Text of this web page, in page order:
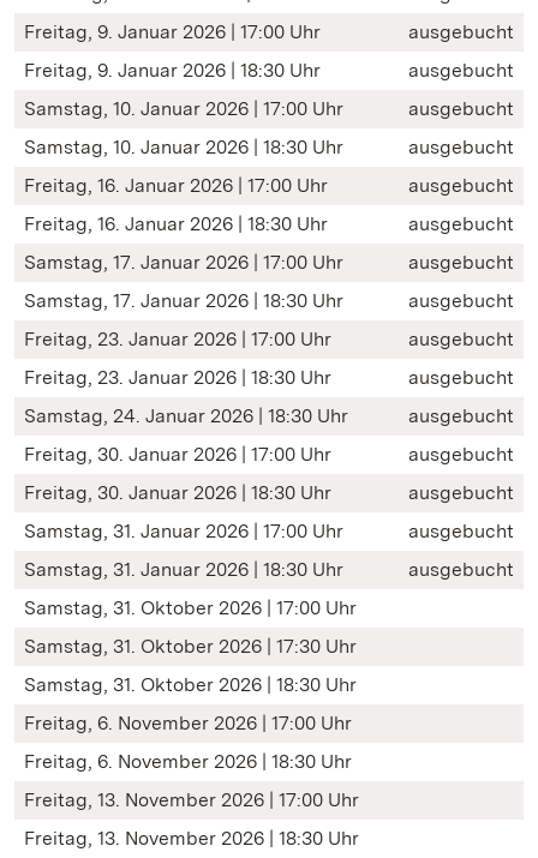
Freitag, 9. Januar 2026 | 17:00 Uhr
ausgebucht
Freitag, 9. Januar 2026 | 18:30 Uhr
ausgebucht
Samstag, 10. Januar 2026 | 17:00 Uhr
ausgebucht
Samstag, 10. Januar 2026 | 18:30 Uhr
ausgebucht
Freitag, 16. Januar 2026 | 17:00 Uhr
ausgebucht
Freitag, 16. Januar 2026 | 18:30 Uhr
ausgebucht
Samstag, 17. Januar 2026 | 17:00 Uhr
ausgebucht
Samstag, 17. Januar 2026 | 18:30 Uhr
ausgebucht
Freitag, 23. Januar 2026 | 17:00 Uhr
ausgebucht
Freitag, 23. Januar 2026 | 18:30 Uhr
ausgebucht
Samstag, 24. Januar 2026 | 18:30 Uhr
ausgebucht
Freitag, 30. Januar 2026 | 17:00 Uhr
ausgebucht
Freitag, 30. Januar 2026 | 18:30 Uhr
ausgebucht
Samstag, 31. Januar 2026 | 17:00 Uhr
ausgebucht
Samstag, 31. Januar 2026 | 18:30 Uhr
ausgebucht
Samstag, 31. Oktober 2026 | 17:00 Uhr
Samstag, 31. Oktober 2026 | 17:30 Uhr
Samstag, 31. Oktober 2026 | 18:30 Uhr
Freitag, 6. November 2026 | 17:00 Uhr
Freitag, 6. November 2026 | 18:30 Uhr
Freitag, 13. November 2026 | 17:00 Uhr
Freitag, 13. November 2026 | 18:30 Uhr